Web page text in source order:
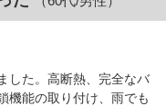
した。高断熱、完全なバ
機能の取り付け、雨でも